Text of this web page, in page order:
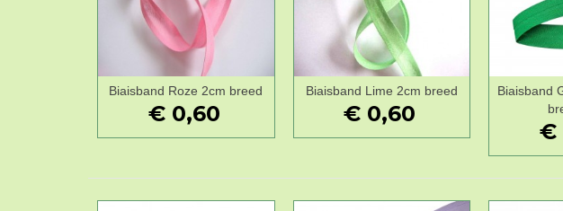
Wenslijst
Biaisband Roze 2cm breed
€ 0,60
Wenslijst
Biaisband Lime 2cm breed
€ 0,60
Biaisband
€